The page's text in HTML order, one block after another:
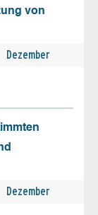
von
Dezember
Dezember